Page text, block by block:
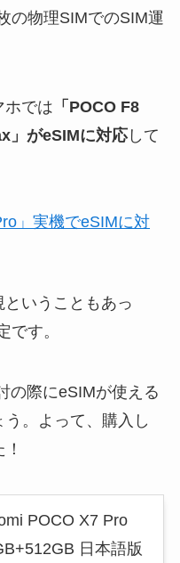
の物理SIMでのSIM運
ホでは 「POCO F8
」がeSIMに対応して
」実機でeSIMに対
いうこともあっ
です。
の際にeSIMが使える
。よって、購入し
POCO X7 Pro
日本語版